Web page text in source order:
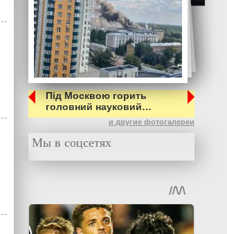
Під Москвою горить
головний науковий…
и другие фотогалереи
Мы в соцсетях